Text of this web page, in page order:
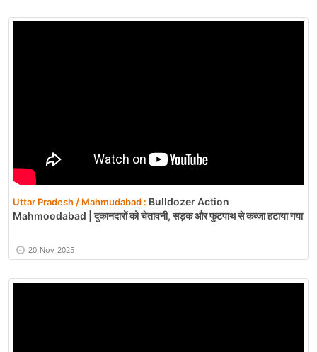
Uttar Pradesh / Mahmudabad : Bulldozer Action
Mahmoodabad | दुकानदारों को चेतावनी, सड़क और फुटपाथ से कब्जा हटाया गया
20-Nov-2025